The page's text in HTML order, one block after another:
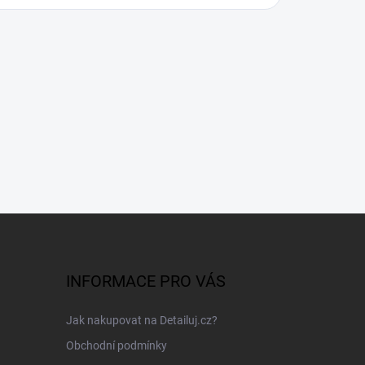
INFORMACE PRO VÁS
Jak nakupovat na Detailuj.cz?
Obchodní podmínky